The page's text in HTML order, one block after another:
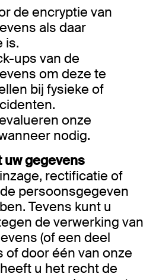
de encryptie van
als daar
is.
ups van de
om deze te
bij fysieke of
onze
nodig.
gegevens
rectificatie of
persoonsgegeven
Tevens kunt u
de verwerking van
(of een deel
of door één van onze
u het recht de